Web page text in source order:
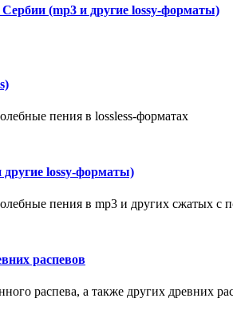
(mp3 и другие lossy-форматы)
пения в lossless-форматах
lossy-форматы)
пения в mp3 и других сжатых с
распевов
распева, а также других древних